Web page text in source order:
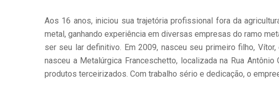
Aos 16 anos, iniciou sua trajetória profissional fora da
metal, ganhando experiência em diversas empresas do ramo
ser seu lar definitivo. Em 2009, nasceu seu primeiro filho,
nasceu a Metalúrgica Franceschetto, localizada na Rua
produtos terceirizados. Com trabalho sério e dedicação, o